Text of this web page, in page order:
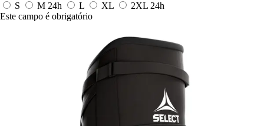
S
M 24h L XL 2XL 24h
Este campo é obrigatório